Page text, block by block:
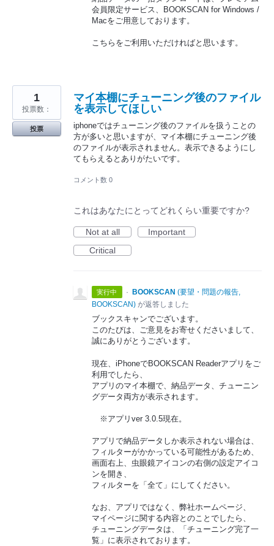
会員限定サービス、BOOKSCAN for Windows /
Macをご用意しております。
こちらをご利用いただければと思います。
マイ本棚にチューニング後のファイル
を表示してほしい
iphoneではチューニング後のファイルを扱うことの
方が多いと思いますが、マイ本棚にチューニング後
のファイルが表示されません。表示できるようにし
てもらえるとありがたいです。
1
投票数：
投票
コメント数 0
これはあなたにとってどれくらい重要ですか?
Not at all
Important
Critical
実行中 · BOOKSCAN (要望・問題の報告,
BOOKSCAN) が返答しました
ブックスキャンでございます。
このたびは、ご意見をお寄せくださいまして、
誠にありがとうございます。
現在、iPhoneでBOOKSCAN Readerアプリをご
利用でしたら、
アプリのマイ本棚で、納品データ、チューニン
グデータ両方が表示されます。
※アプリver 3.0.5現在。
アプリで納品データしか表示されない場合は、
フィルターがかかっている可能性があるため、
画面右上、虫眼鏡アイコンの右側の設定アイコ
ンを開き、
フィルターを「全て」にしてください。
なお、アプリではなく、弊社ホームページ、
マイページに関する内容とのことでしたら、
チューニングデータは、「チューニング完了一
覧」に表示されております。